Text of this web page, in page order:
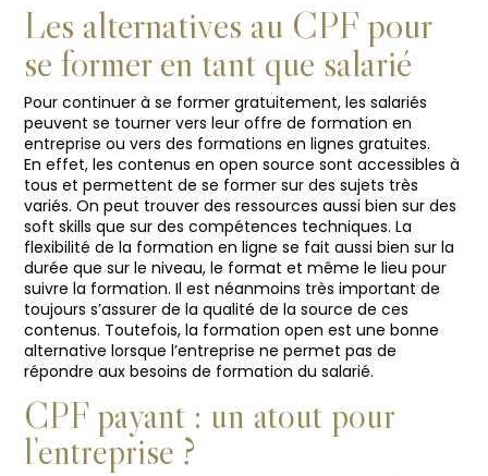
Les alternatives au CPF pour
se former en tant que salarié
Pour continuer à se former gratuitement, les salariés
peuvent se tourner vers leur offre de formation en
entreprise ou vers des formations en lignes gratuites.
En effet, les contenus en open source sont accessibles à
tous et permettent de se former sur des sujets très
variés. On peut trouver des ressources aussi bien sur des
soft skills que sur des compétences techniques. La
flexibilité de la formation en ligne se fait aussi bien sur la
durée que sur le niveau, le format et même le lieu pour
suivre la formation. Il est néanmoins très important de
toujours s’assurer de la qualité de la source de ces
contenus. Toutefois, la formation open est une bonne
alternative lorsque l’entreprise ne permet pas de
répondre aux besoins de formation du salarié.
CPF payant : un atout pour
l’entreprise ?